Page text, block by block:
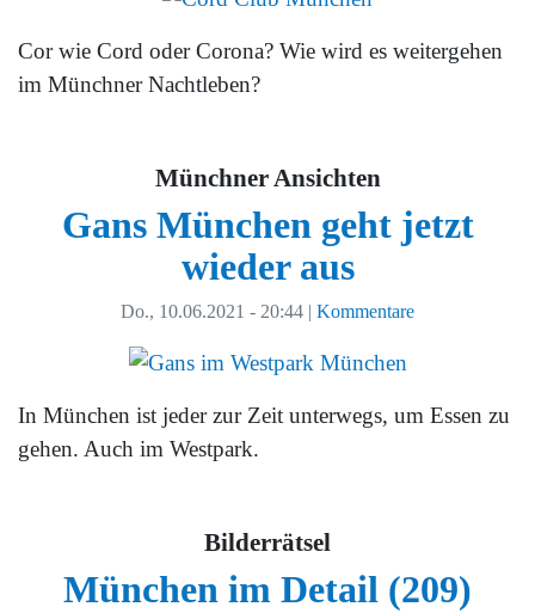
Cor wie Cord oder Corona? Wie wird es weitergehen
im Münchner Nachtleben?
Münchner Ansichten
Gans München geht jetzt
wieder aus
Do., 10.06.2021 - 20:44 | Kommentare
In München ist jeder zur Zeit unterwegs, um Essen zu
gehen. Auch im Westpark.
Bilderrätsel
München im Detail (209)